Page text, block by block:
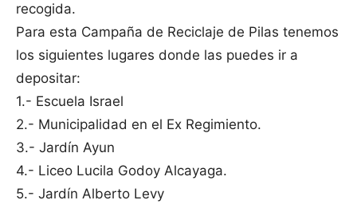
recogida.
Para esta Campaña de Reciclaje de Pilas tenemos
los siguientes lugares donde las puedes ir a
depositar:
1.- Escuela Israel
2.- Municipalidad en el Ex Regimiento.
3.- Jardín Ayun
4.- Liceo Lucila Godoy Alcayaga.
5.- Jardín Alberto Levy